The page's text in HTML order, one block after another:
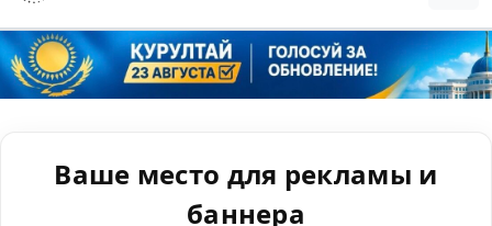
Ваше место для рекламы и
баннера